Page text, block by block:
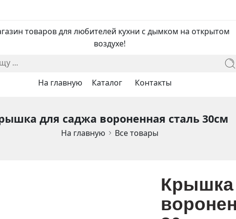
товаров для любителей кухни с дымком на открытом
воздухе!
На главную Каталог Контакты
для саджа вороненная сталь 30см
На главную Все товары
Крышка